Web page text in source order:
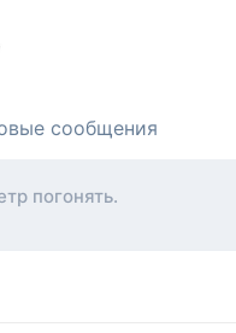
сообщения
погонять.